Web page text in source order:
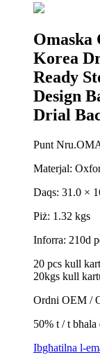
Omaska
Korea
Ready
Design
Drial
Punt
Materjal:
Daqs: 31.0 ×
Piż: 1.32 kgs
Inforra: 210d
20 pcs kull
20kgs kull
Ordni OEM /
50% t / t
Ibgħatilna l-